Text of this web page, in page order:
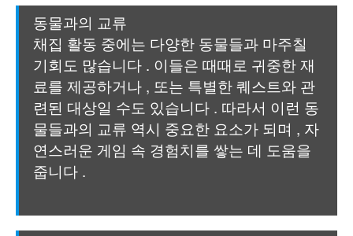
동물과의 교류
채집 활동 중에는 다양한 동물들과 마주칠
기회도 많습니다 . 이들은 때때로 귀중한 재
료를 제공하거나 , 또는 특별한 퀘스트와 관
련된 대상일 수도 있습니다 . 따라서 이런 동
물들과의 교류 역시 중요한 요소가 되며 , 자
연스러운 게임 속 경험치를 쌓는 데 도움을
줍니다 .